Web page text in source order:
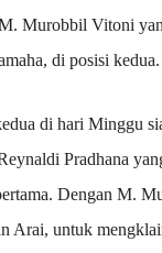
Murobbil Vitoni
di posisi kedua.
di hari Minggu
Pradhana
Dengan M.
Arai, untuk